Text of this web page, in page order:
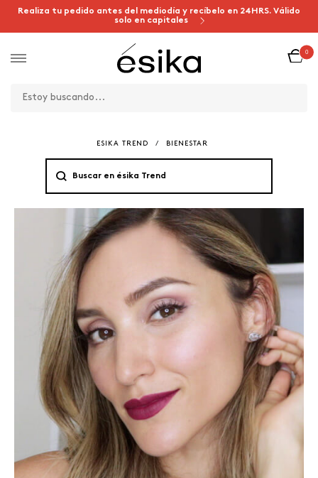
Realiza tu pedido antes del mediodía y recíbelo en 24HRS. Válido
solo en capitales
0
ESIKA TREND / BIENESTAR